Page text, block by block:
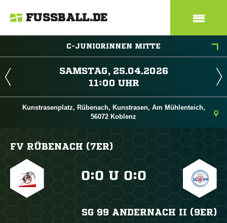
FUSSBALL.DE
C-JUNIORINNEN MITTE
 
 
Kunstrasenplatz, Rübenach, Kunstrasen, Am Mühlenteich,
56072 Koblenz
FV RÜBENACH (7ER)
: U :
SG 99 ANDERNACH II (9ER)